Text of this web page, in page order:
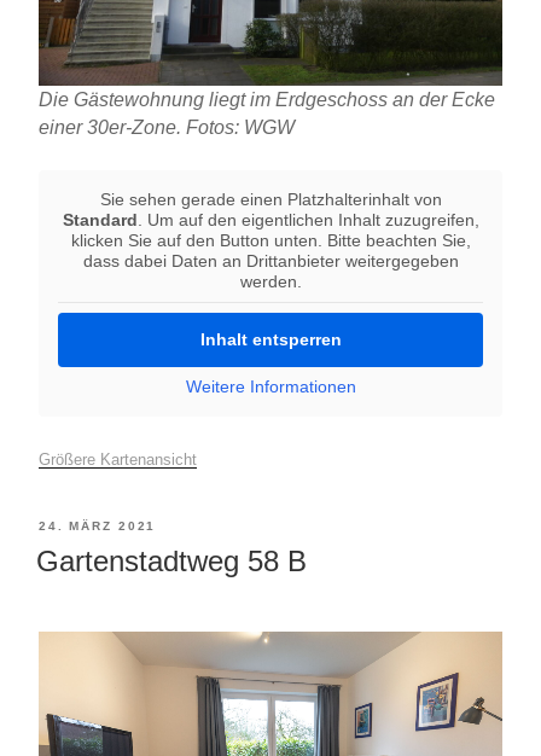
Die Gästewohnung liegt im Erdgeschoss an der Ecke
einer 30er-Zone. Fotos: WGW
Sie sehen gerade einen Platzhalterinhalt von
Standard . Um auf den eigentlichen Inhalt zuzugreifen,
klicken Sie auf den Button unten. Bitte beachten Sie,
dass dabei Daten an Drittanbieter weitergegeben
werden.
Inhalt entsperren
Weitere Informationen
Größere Kartenansicht
VERÖFFENTLICHT
AM
24. MÄRZ 2021
Gartenstadtweg 58 B